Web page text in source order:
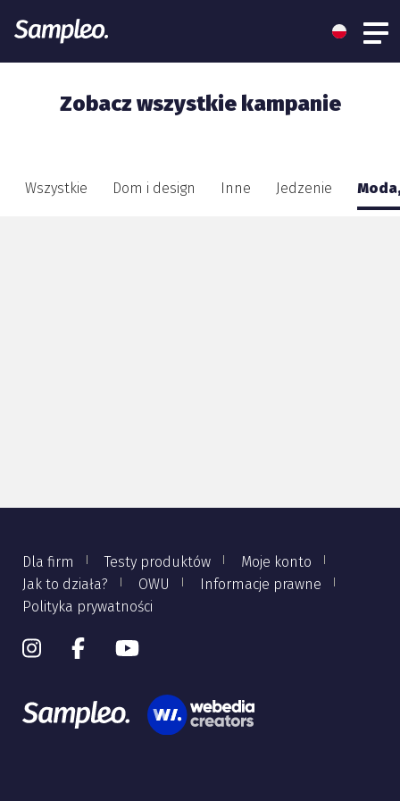
Zobacz wszystkie kampanie
Wszystkie Dom i design Inne Jedzenie
Dla firm Testy produktów
Moje konto
Jak to działa?
OWU
Informacje prawne
Polityka prywatności